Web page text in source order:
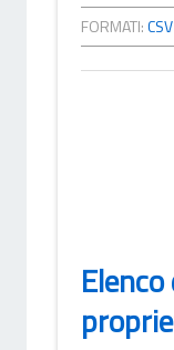
FORMATI:CSV